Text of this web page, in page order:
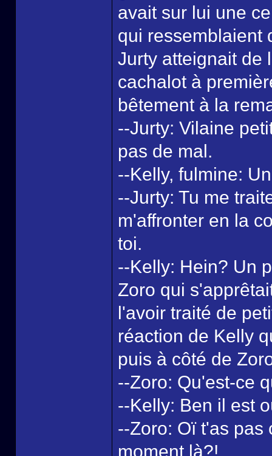
avait sur lui une
qui ressemblaient
Jurty atteignait de
cachalot à
bêtement à la
--Jurty: Vilaine
pas de mal.
--Kelly, fulmine:
--Jurty: Tu me
m'affronter en la
toi.
--Kelly: Hein? Un
Zoro qui
l'avoir traité de
réaction de Kelly
puis à côté de
--Zoro: Qu'est-ce
--Kelly: Ben il est
--Zoro: Oï t'as pas
moment là?!